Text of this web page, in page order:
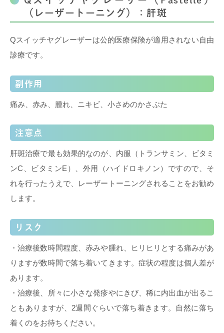
（レーザートーニング）：肝斑
Qスイッチヤグレーザーは公的医療保険が適用されない自由
診療です。
副作用
痛み、赤み、腫れ、ニキビ、小さめのかさぶた
注意点
肝斑治療で最も効果的なのが、内服（トランサミン、ビタミ
ンC、ビタミンE）、外用（ハイドロキノン）ですので、そ
れを行ったうえで、レーザートーニングされることをお勧め
します。
リスク
・治療後数時間程度、赤みや腫れ、ヒリヒリとする痛みがあ
りますが数時間で落ち着いてきます。症状の程度は個人差が
あります。
・治療後、所々に小さな発疹やにきび、稀に内出血が出るこ
ともありますが、2週間ぐらいで落ち着きます。自然に落ち
着くのをお待ちください。